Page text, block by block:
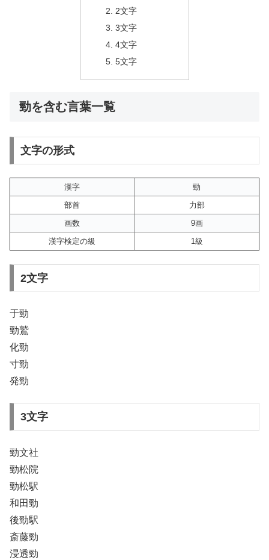
2文字
3文字
4文字
5文字
勁を含む言葉一覧
文字の形式
漢字
勁
部首
力部
画数
9画
漢字検定の級
1級
2文字
于勁
勁鷲
化勁
寸勁
発勁
3文字
勁文社
勁松院
勁松駅
和田勁
後勁駅
斎藤勁
浸透勁